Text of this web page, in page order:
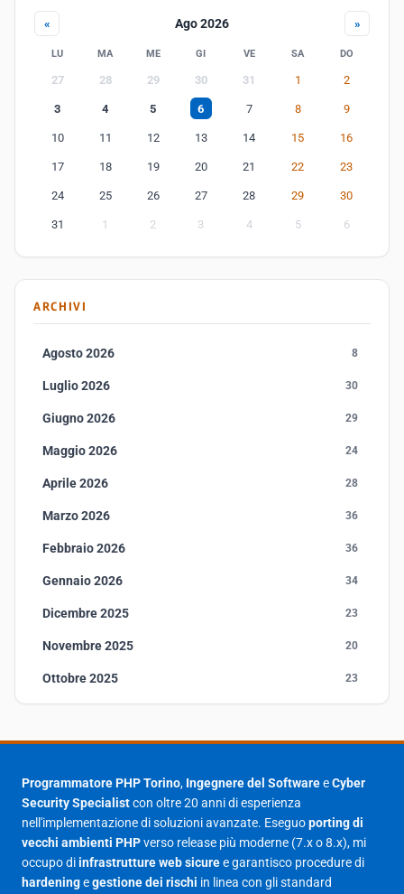
« Ago 2026 »
LU MA ME GI VE SA DO
27 28 29 30 31 1 2
3 4 5 6 7 8 9
10 11 12 13 14 15 16
17 18 19 20 21 22 23
24 25 26 27 28 29 30
31 1 2 3 4 5 6
ARCHIVI
Agosto 2026 8
Luglio 2026 30
Giugno 2026 29
Maggio 2026 24
Aprile 2026 28
Marzo 2026 36
Febbraio 2026 36
Gennaio 2026 34
Dicembre 2025 23
Novembre 2025 20
Ottobre 2025 23
Agosto 2025 1
23
Giugno 2025
Maggio 2025 27
Aprile 2025
Programmatore PHP Torino, Ingegnere del SoftwareeCyber
Security Specialistcon oltre 20 anni di esperienza
nell'implementazione di soluzioni avanzate. Eseguoporting di
vecchi ambienti PHPverso release più moderne (7.x o 8.x), mi
occupo diinfrastrutture web sicuree garantisco procedure di
hardeningegestione dei rischi in linea con gli standard